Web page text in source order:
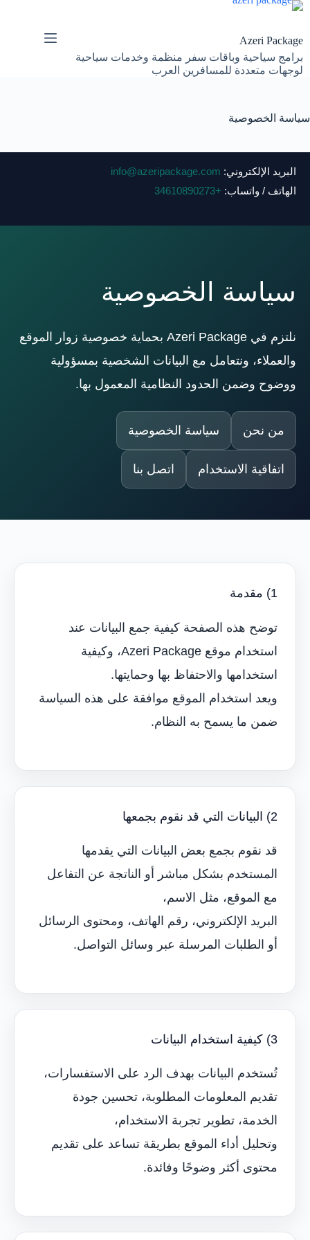
التجاوز
Azeri Package
برامج سياحية وباقات سفر منظمة وخدمات سياحية
لوجهات متعددة للمسافرين العرب
سياسة الخصوصية
البريد الإلكتروني: info@azeripackage.com
الهاتف / واتساب: +34610890273
سياسة الخصوصية
نلتزم في Azeri Package بحماية خصوصية زوار الموقع
والعملاء، ونتعامل مع البيانات الشخصية بمسؤولية
ووضوح وضمن الحدود النظامية المعمول بها.
من نحن سياسة الخصوصية
اتفاقية الاستخدام اتصل بنا
1) مقدمة
توضح هذه الصفحة كيفية جمع البيانات عند
استخدام موقع Azeri Package، وكيفية
استخدامها والاحتفاظ بها وحمايتها.
ويعد استخدام الموقع موافقة على هذه السياسة
ضمن ما يسمح به النظام.
2) البيانات التي قد نقوم بجمعها
قد نقوم بجمع بعض البيانات التي يقدمها
المستخدم بشكل مباشر أو الناتجة عن التفاعل
مع الموقع، مثل الاسم،
البريد الإلكتروني، رقم الهاتف، ومحتوى الرسائل
أو الطلبات المرسلة عبر وسائل التواصل.
3) كيفية استخدام البيانات
تُستخدم البيانات بهدف الرد على الاستفسارات،
تقديم المعلومات المطلوبة، تحسين جودة
الخدمة، تطوير تجربة الاستخدام،
وتحليل أداء الموقع بطريقة تساعد على تقديم
محتوى أكثر وضوحًا وفائدة.